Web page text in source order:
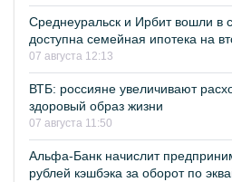
Среднеуральск и Ирбит вошли в
доступна семейная ипотека на
07 августа 12:13
ВТБ: россияне увеличивают
здоровый образ жизни
07 августа 11:50
Альфа-Банк начислит
рублей кэшбэка за оборот по